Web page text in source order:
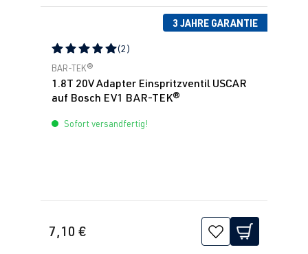
3 JAHRE GARANTIE
Durchschnittliche Bewertung von 5 von 5 Sternen
(2)
BAR-TEK®
1.8T 20V Adapter Einspritzventil USCAR
auf Bosch EV1 BAR-TEK®
Sofort versandfertig!
7,10 €